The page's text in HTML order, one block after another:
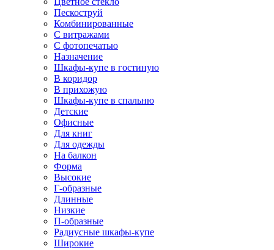
Пескоструй
Комбинированные
С витражами
С фотопечатью
Назначение
Шкафы-купе в гостиную
В коридор
В прихожую
Шкафы-купе в спальню
Детские
Офисные
Для книг
Для одежды
На балкон
Форма
Высокие
Г-образные
Длинные
Низкие
П-образные
Радиусные шкафы-купе
Широкие